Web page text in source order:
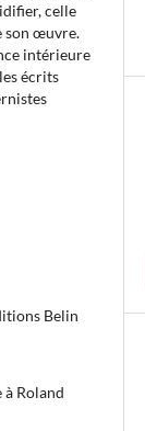
celle
son œuvre.
intérieure
écrits
Belin
Roland